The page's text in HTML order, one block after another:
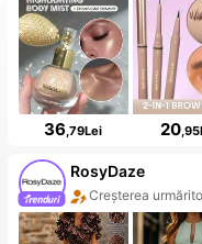
36 ,79Lei 20
RosyDaze
Creșterea